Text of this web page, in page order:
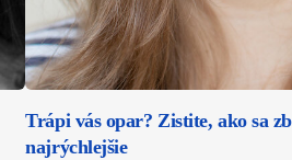
Trápi vás opar? Zistite, ako sa
najrýchlejšie